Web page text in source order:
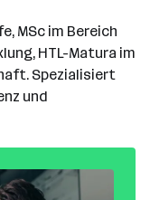
MSc im Bereich
HTL-Matura im
Spezialisiert
und